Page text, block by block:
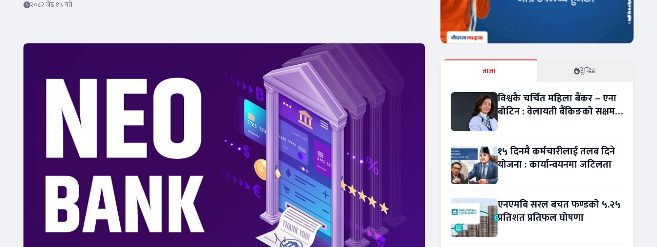
२०८२ जेष्ठ १५ गते
ताजा ट्रेन्डिङ
विश्वकै चर्चित महिला बैंकर – एना
बोटिन : वेलायती बैंकिङको सक्षम
१५ दिनमै कर्मचारीलाई तलब दिने
योजना : कार्यान्वयनमा जटिलता
एनएमबि सरल बचत फण्डको ५.२५
प्रतिशत प्रतिफल घोषणा